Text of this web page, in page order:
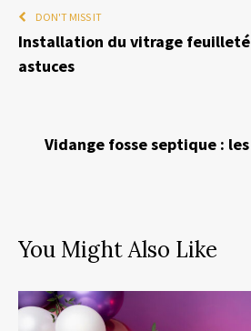
DON'T MISS IT
Installation du vitrage feuilleté
astuces
Vidange fosse septique :
You Might Also Like